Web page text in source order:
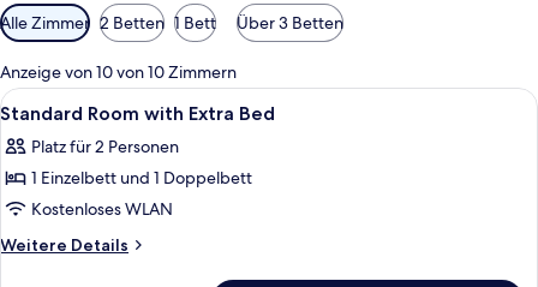
Verfügbare
Filter
für
Zimmer
Alle Zimmer 2 Betten 1 Bett Über 3 Betten
Anzeige von 10 von 10 Zimmern
Alle
Fotos
für
Standard
Room
with
Ein Hotelzimmer mit Bett,
3
Standard Room with Extra Bed
Platz für 2 Personen
1 Einzelbett und 1 Doppelbett
Kostenloses WLAN
Weitere Details
Weitere